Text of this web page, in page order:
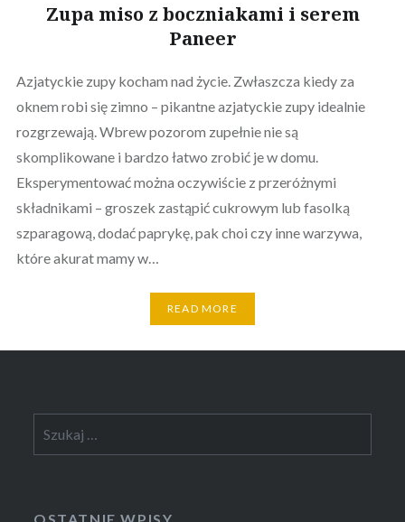
Zupa miso z boczniakami i serem
Paneer
Azjatyckie zupy kocham nad życie. Zwłaszcza kiedy za
oknem robi się zimno – pikantne azjatyckie zupy idealnie
rozgrzewają. Wbrew pozorom zupełnie nie są
skomplikowane i bardzo łatwo zrobić je w domu.
Eksperymentować można oczywiście z przeróżnymi
składnikami – groszek zastąpić cukrowym lub fasolką
szparagową, dodać paprykę, pak choi czy inne warzywa,
które akurat mamy w…
READ MORE
OSTATNIE WPISY